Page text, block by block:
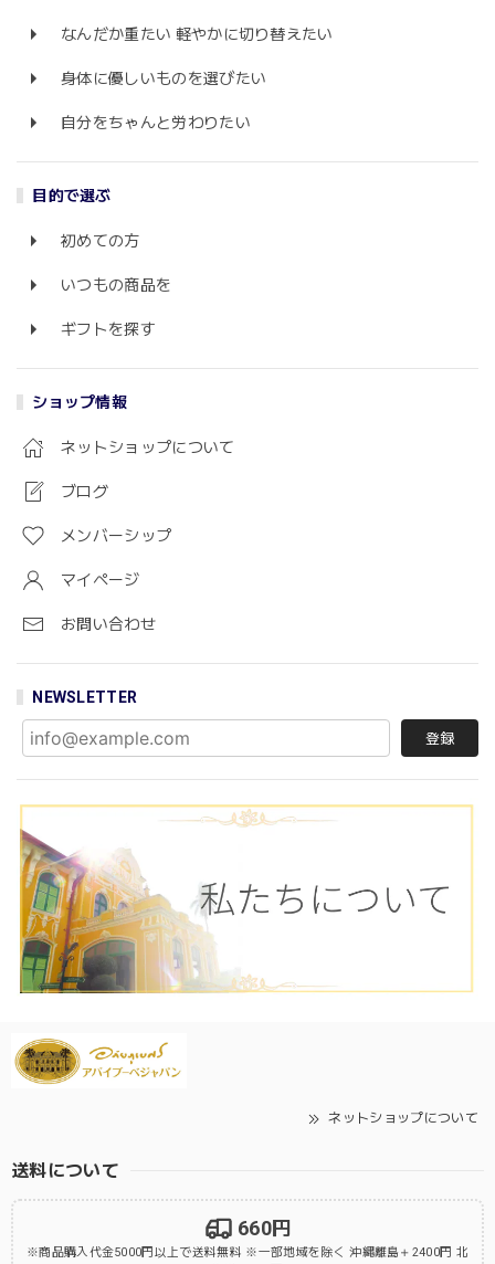
なんだか重たい 軽やかに切り替えたい
身体に優しいものを選びたい
自分をちゃんと労わりたい
目的で選ぶ
初めての方
いつもの商品を
ギフトを探す
ショップ情報
ネットショップについて
ブログ
メンバーシップ
マイページ
お問い合わせ
NEWSLETTER
登録
ネットショップについて
送料について
660円
※商品購入代金5000円以上で送料無料 ※一部地域を除く 沖縄離島＋2400円 北